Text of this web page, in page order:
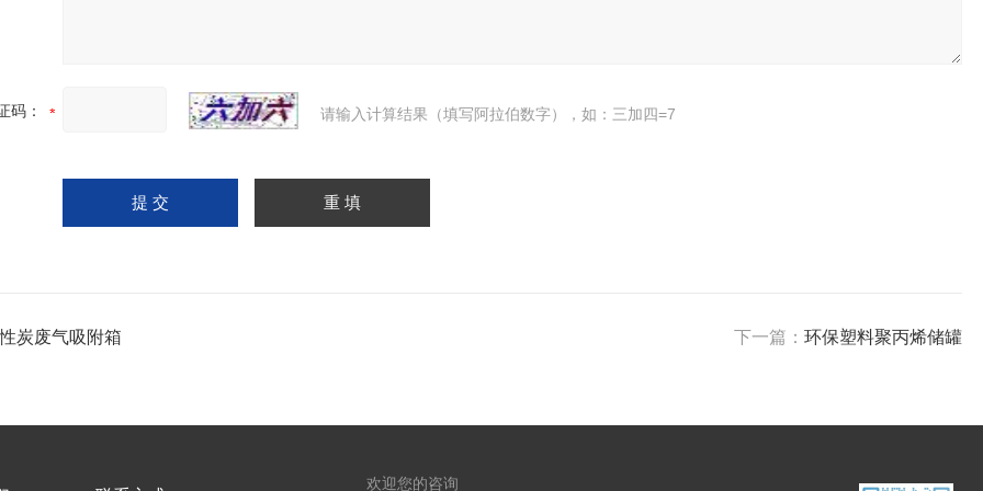
码： 请输入计算结果（填写阿拉伯数字），如：三加四=7
炭废气吸附箱 下一篇： 环保塑料聚丙烯储罐
欢迎您的咨询